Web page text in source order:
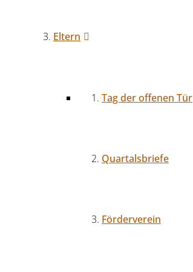
Eltern
Tag der offenen Tür
Quartalsbriefe
Förderverein